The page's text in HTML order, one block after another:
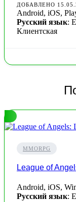
ДОБАВЛЕНО
Android, iOS,
Русский язык:
Клиентская
MMORPG
League of
Android, iOS,
Русский язык: